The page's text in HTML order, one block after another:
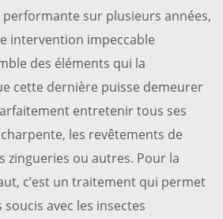
sur plusieurs années,
intervention impeccable
des éléments qui la
cette dernière puisse demeurer
entretenir tous ses
les revêtements de
zingueries ou autres. Pour la
c’est un traitement qui permet
soucis avec les insectes